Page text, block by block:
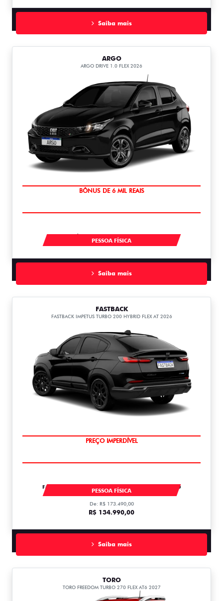
Saiba mais
ARGO
ARGO DRIVE 1.0 FLEX 2026
TAXA ZERO
À VISTA POR R$ 91.490,00
PESSOA FÍSICA
Saiba mais
FASTBACK
FASTBACK IMPETUS TURBO 200 HYBRID FLEX AT 2026
OPORTUNIDADE
FASTBACK IMPETUS TURBO 200 MHEV AT FLEX T200
PESSOA FÍSICA
De: R$ 173.490,00
R$ 134.990,00
Saiba mais
TORO
TORO FREEDOM TURBO 270 FLEX AT6 2027